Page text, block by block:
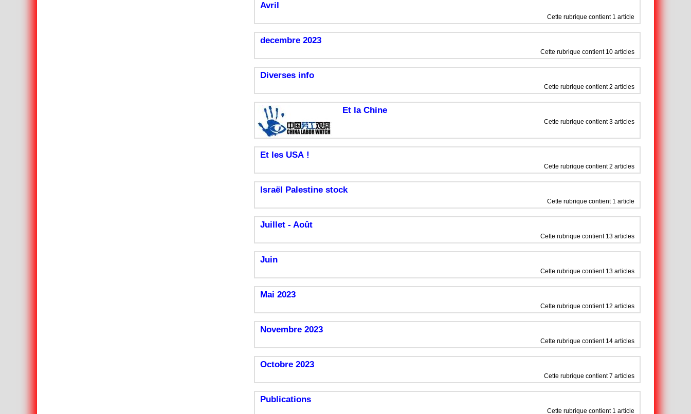
Avril
Cette rubrique contient 1 article
decembre 2023
Cette rubrique contient 10 articles
Diverses info
Cette rubrique contient 2 articles
Et la Chine
Cette rubrique contient 3 articles
Et les USA !
Cette rubrique contient 2 articles
Israël Palestine stock
Cette rubrique contient 1 article
Juillet - Août
Cette rubrique contient 13 articles
Juin
Cette rubrique contient 13 articles
Mai 2023
Cette rubrique contient 12 articles
Novembre 2023
Cette rubrique contient 14 articles
Octobre 2023
Cette rubrique contient 7 articles
Publications
Cette rubrique contient 1 article